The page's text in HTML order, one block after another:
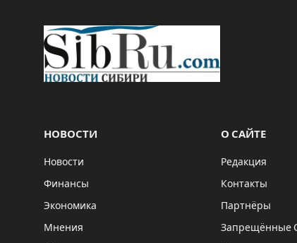
НОВОСТИ
Новости
Финансы
Экономика
Мнения
О САЙТЕ
Редакция
Контакты
Партнёры
Запрещённые